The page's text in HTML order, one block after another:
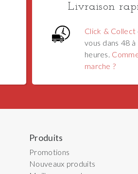
Livraison
Click & Collect
vous dans 48 à
heures.
marche ?
Produits
Promotions
Nouveaux produits